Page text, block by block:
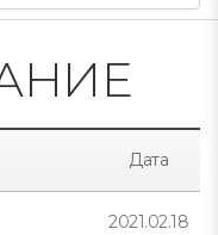
Дата
2021.02.18